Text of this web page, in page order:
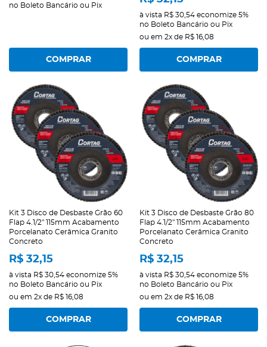
no Boleto Bancário ou Pix
COMPRAR
à vista R$ 30,54 economize 5%
no Boleto Bancário ou Pix
ou em 2x de R$ 16,08
COMPRAR
Kit 3 Disco de Desbaste Grão 60
Flap 4.1/2" 115mm Acabamento
Porcelanato Cerâmica Granito
Concreto
R$ 32,15
à vista R$ 30,54 economize 5%
no Boleto Bancário ou Pix
ou em 2x de R$ 16,08
COMPRAR
Kit 3 Disco de Desbaste Grão 80
Flap 4.1/2" 115mm Acabamento
Porcelanato Cerâmica Granito
Concreto
R$ 32,15
à vista R$ 30,54 economize 5%
no Boleto Bancário ou Pix
ou em 2x de R$ 16,08
COMPRAR